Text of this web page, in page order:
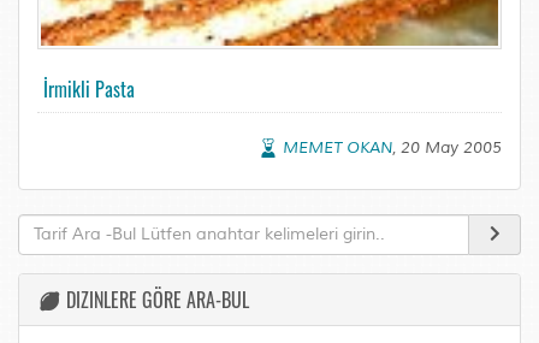
İrmikli Pasta
MEMET OKAN, 20 May 2005
DIZINLERE GÖRE ARA-BUL